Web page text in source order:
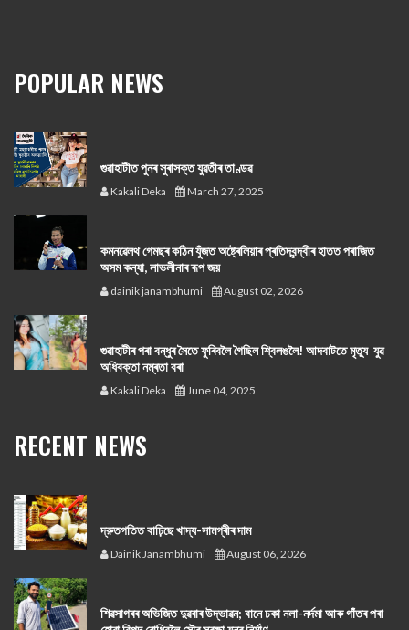
POPULAR NEWS
গুৱাহাটীত পুনৰ সুৰাসক্ত যুৱতীৰ তাণ্ডৱ
Kakali Deka March 27, 2025
কমনৱেলথ গেমছৰ কঠিন যুঁজত অষ্ট্ৰেলিয়াৰ প্ৰতিদ্বন্দ্বীৰ হাতত পৰাজিত
অসম কন্যা, লাভলীনাৰ ৰূপ জয়
dainik janambhumi August 02, 2026
গুৱাহাটীৰ পৰা বন্ধুৰ সৈতে ফুৰিবলৈ গৈছিল শ্বিলঙলৈ! আদবাটতে মৃত্যু যুৱ
অধিবক্তা নম্ৰতা বৰা
Kakali Deka June 04, 2025
RECENT NEWS
দ্রুতগতিত বাঢ়িছে খাদ্য-সামগ্ৰীৰ দাম
Dainik Janambhumi August 06, 2026
শিৱসাগৰৰ অভিজিত দুৱৰাৰ উদ্ভাৱন; বানে ঢকা নলা-নৰ্দমা আৰু গাঁতৰ পৰা